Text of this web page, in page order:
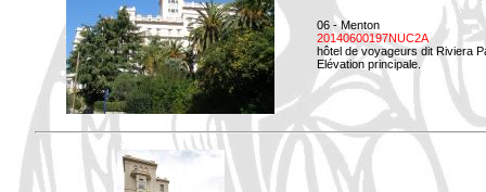
06 - Menton
20140600197NUC2A
hôtel de voyageurs dit Riviera
Elévation principale.